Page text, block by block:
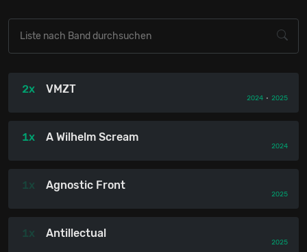
2x VMZT
2024 • 2025
1x A Wilhelm Scream
2024
1x Agnostic Front
2025
1x Antillectual
2025